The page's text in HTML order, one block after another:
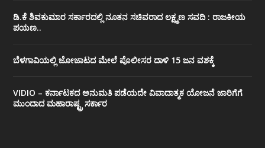
ಡಿ.ಕೆ ಶಿವಕುಮಾರ ಸರ್ಕಾರದಲ್ಲಿ ನೂತನ ಸಚಿವರಾದ ಲಕ್ಷ್ಮಣ ಸವದಿ : ರಾಜಕೀಯ
ಪಯಣ..
ಬೆಳಗಾವಿಯಲ್ಲಿ ಜೋಜಾಟದ ಮೇಲೆ ಪೊಲೀಸರ ದಾಳಿ 15 ಜನ ವಶಕ್ಕೆ
VIDIO – ಕರ್ನಾಟಕದ ಅನುಮತಿ ಪಡೆಯದೇ ವಿವಾದಾತ್ಮಕ ಯೋಜನೆ ಜಾರಿಗೆಗೆ
ಮುಂದಾದ ಮಹಾರಾಷ್ಟ್ರ ಸರ್ಕಾರ